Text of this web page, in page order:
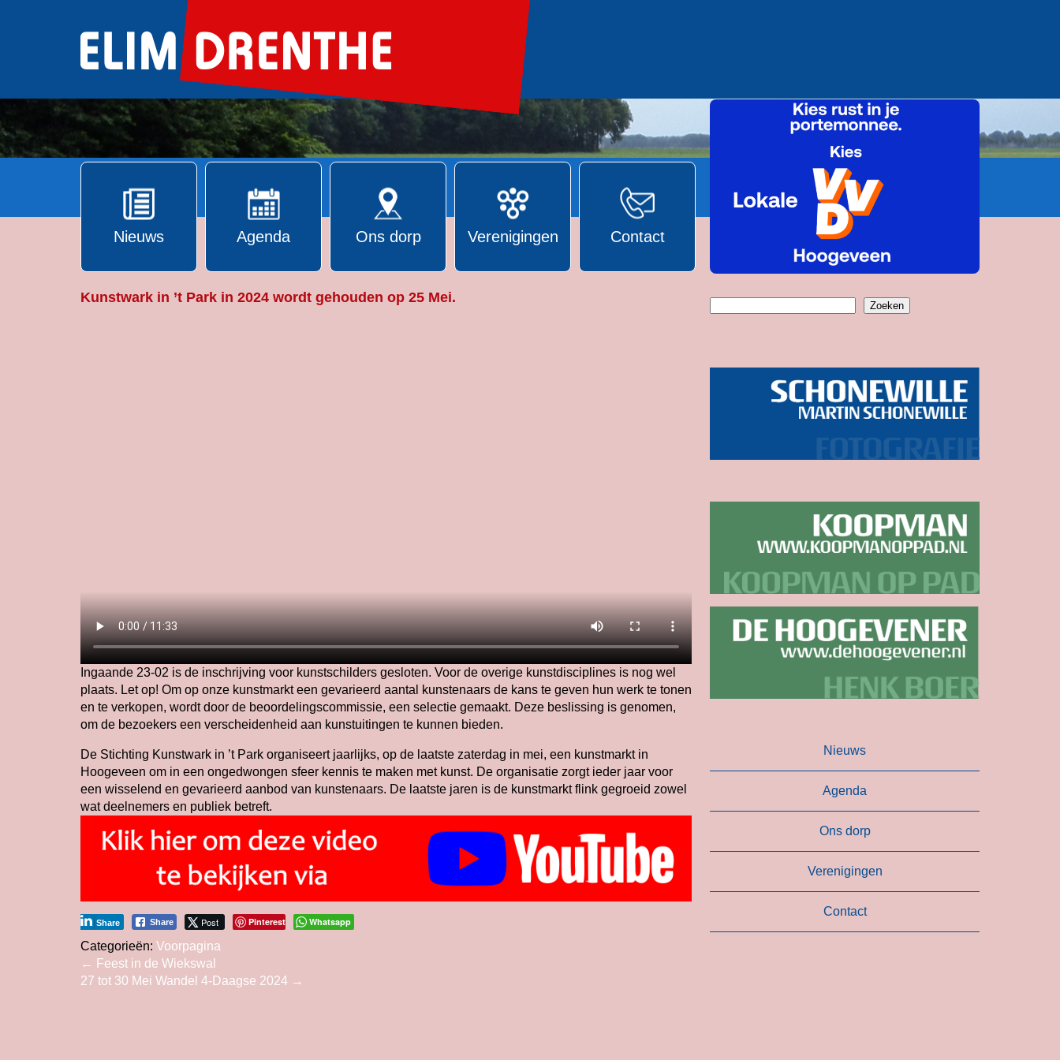
Nieuws Agenda Ons dorp Verenigingen Contact
Kunstwark in ’t Park in 2024 wordt gehouden op 25 Mei.
Ingaande 23-02 is de inschrijving voor kunstschilders gesloten. Voor de overige kunstdisciplines is nog wel
plaats. Let op! Om op onze kunstmarkt een gevarieerd aantal kunstenaars de kans te geven hun werk te tonen
en te verkopen, wordt door de beoordelingscommissie, een selectie gemaakt. Deze beslissing is genomen,
om de bezoekers een verscheidenheid aan kunstuitingen te kunnen bieden.
De Stichting Kunstwark in ’t Park organiseert jaarlijks, op de laatste zaterdag in mei, een kunstmarkt in
Hoogeveen om in een ongedwongen sfeer kennis te maken met kunst. De organisatie zorgt ieder jaar voor
een wisselend en gevarieerd aanbod van kunstenaars. De laatste jaren is de kunstmarkt flink gegroeid zowel
wat deelnemers en publiek betreft.
Share Post
Share Pinterest Whatsapp
Categorieën: Voorpagina
Bericht
navigatie
← Feest in de Wiekswal
27 tot 30 Mei Wandel 4-Daagse 2024 →
Zoeken
Nieuws
Agenda
Ons dorp
Verenigingen
Contact